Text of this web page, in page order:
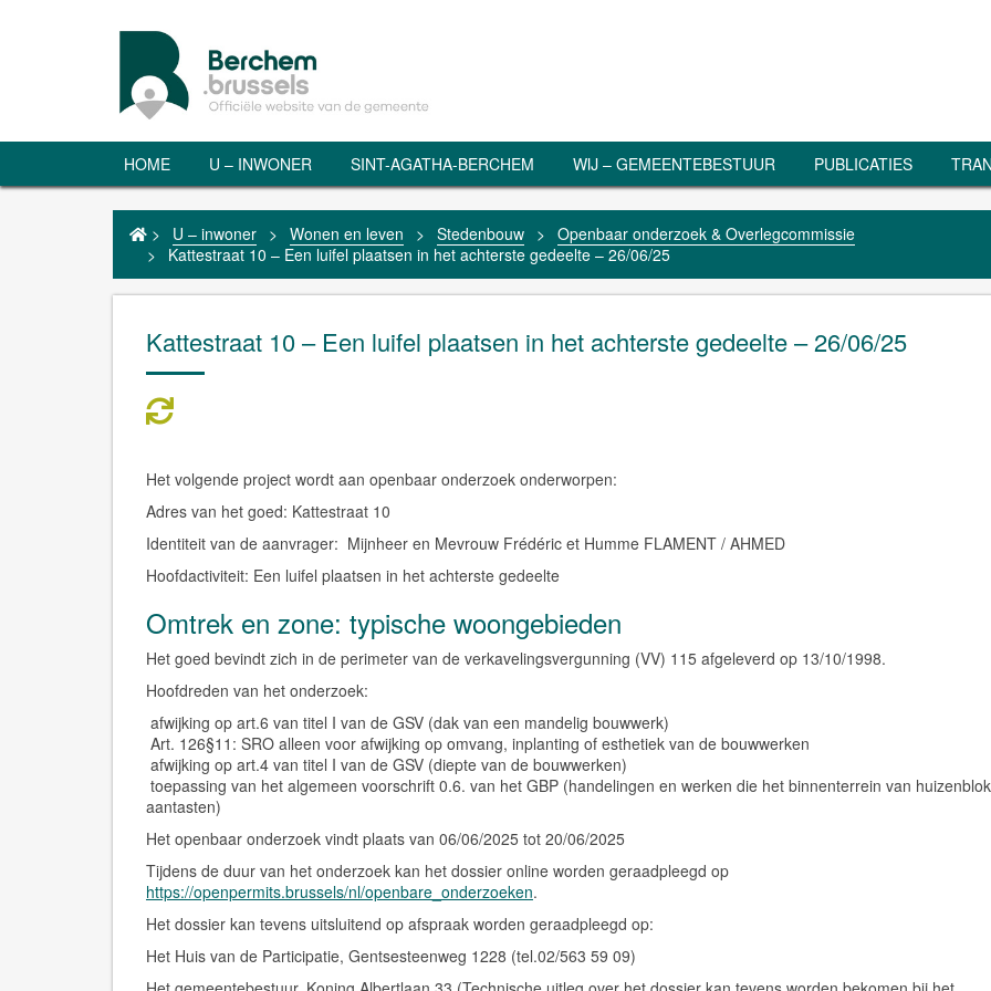
HOME U – INWONER SINT-AGATHA-BERCHEM WIJ – GEMEENTEBESTUUR PUBLICATIES
> U – inwoner > Wonen en leven > Stedenbouw > Openbaar onderzoek & Overlegcommissie
>
Kattestraat 10 – Een luifel plaatsen in het achterste gedeelte – 26/06/25
Kattestraat 10 – Een luifel plaatsen in het achterste gedeelte – 26/06/25
Het volgende project wordt aan openbaar onderzoek onderworpen:
Adres van het goed: Kattestraat 10
Identiteit van de aanvrager: Mijnheer en Mevrouw Frédéric et Humme FLAMENT / AHMED
Hoofdactiviteit: Een luifel plaatsen in het achterste gedeelte
Omtrek en zone: typische woongebieden
Het goed bevindt zich in de perimeter van de verkavelingsvergunning (VV) 115 afgeleverd op 13/10/1998.
Hoofdreden van het onderzoek:
afwijking op art.6 van titel I van de GSV (dak van een mandelig bouwwerk)
Art. 126§11: SRO alleen voor afwijking op omvang, inplanting of esthetiek van de bouwwerken
afwijking op art.4 van titel I van de GSV (diepte van de bouwwerken)
toepassing van het algemeen voorschrift 0.6. van het GBP (handelingen en werken die het binnenterrein van
aantasten)
Het openbaar onderzoek vindt plaats van 06/06/2025 tot 20/06/2025
Tijdens de duur van het onderzoek kan het dossier online worden geraadpleegd op
https://openpermits.brussels/nl/openbare_onderzoeken.
Het dossier kan tevens uitsluitend op afspraak worden geraadpleegd op:
Het Huis van de Participatie, Gentsesteenweg 1228 (tel.02/563 59 09)